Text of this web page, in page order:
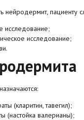
нейродермит, пациенту
исследование;
исследование;
(кларитин, тавегил);
(настойка валерианы);